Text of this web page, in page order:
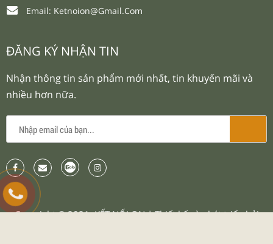
Email: Ketnoion@gmail.com
ĐĂNG KÝ NHẬN TIN
Nhận thông tin sản phẩm mới nhất, tin khuyến mãi và
nhiều hơn nữa.
Copyright © 2021.KẾT NỐI ON | Thiết kế và phát triển bởi